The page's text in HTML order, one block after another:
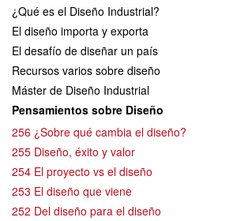
¿Qué es el Diseño Industrial?
El diseño importa y exporta
El desafío de diseñar un país
Recursos varios sobre diseño
Máster de Diseño Industrial
Pensamientos sobre Diseño
256 ¿Sobre qué cambia el diseño?
255 Diseño, éxito y valor
254 El proyecto vs el diseño
253 El diseño que viene
252 Del diseño para el diseño